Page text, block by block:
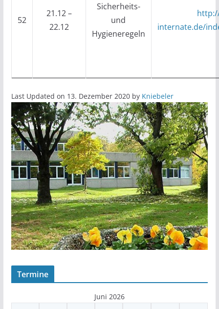
52
21.12 –
22.12
Sicherheits-
und
Hygieneregeln
internate.de/
Last Updated on 13. Dezember 2020 by Kniebeler
Termine
Juni 2026